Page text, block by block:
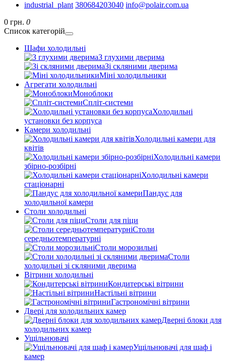
industrial_plant 380684203040 info@polair.com.ua
0 грн. 0
Список категорій
Шафи холодильні
З глухими дверима
Зі скляними дверима
Міні холодильники
Агрегати холодильні
Моноблоки
Спліт-системи
Холодильні
установки без корпуса
Камери холодильні
Холодильні камери для
квітів
Холодильні камери
збірно-розбірні
Холодильні камери
стаціонарні
Пандус для
холодильної камери
Столи холодильні
Столи для піци
Столи
середньотемпературні
Столи морозильні
Столи
холодильні зі скляними дверима
Вітрини холодильні
Кондитерські вітрини
Настільні вітрини
Гастрономічні вітрини
Двері для холодильних камер
Дверні блоки для
холодильних камер
Ущільнювачі
Ущільнювачі для шаф і
камер